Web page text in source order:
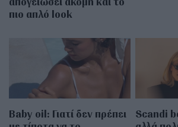
πιο απλό look
Baby oil: Γιατί δεν πρέπει
Scandi